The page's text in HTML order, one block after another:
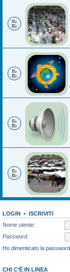
LOGIN • ISCRIVITI
Nome utente:
Password:
Ho dimenticato la password
CHI C’È IN LINEA